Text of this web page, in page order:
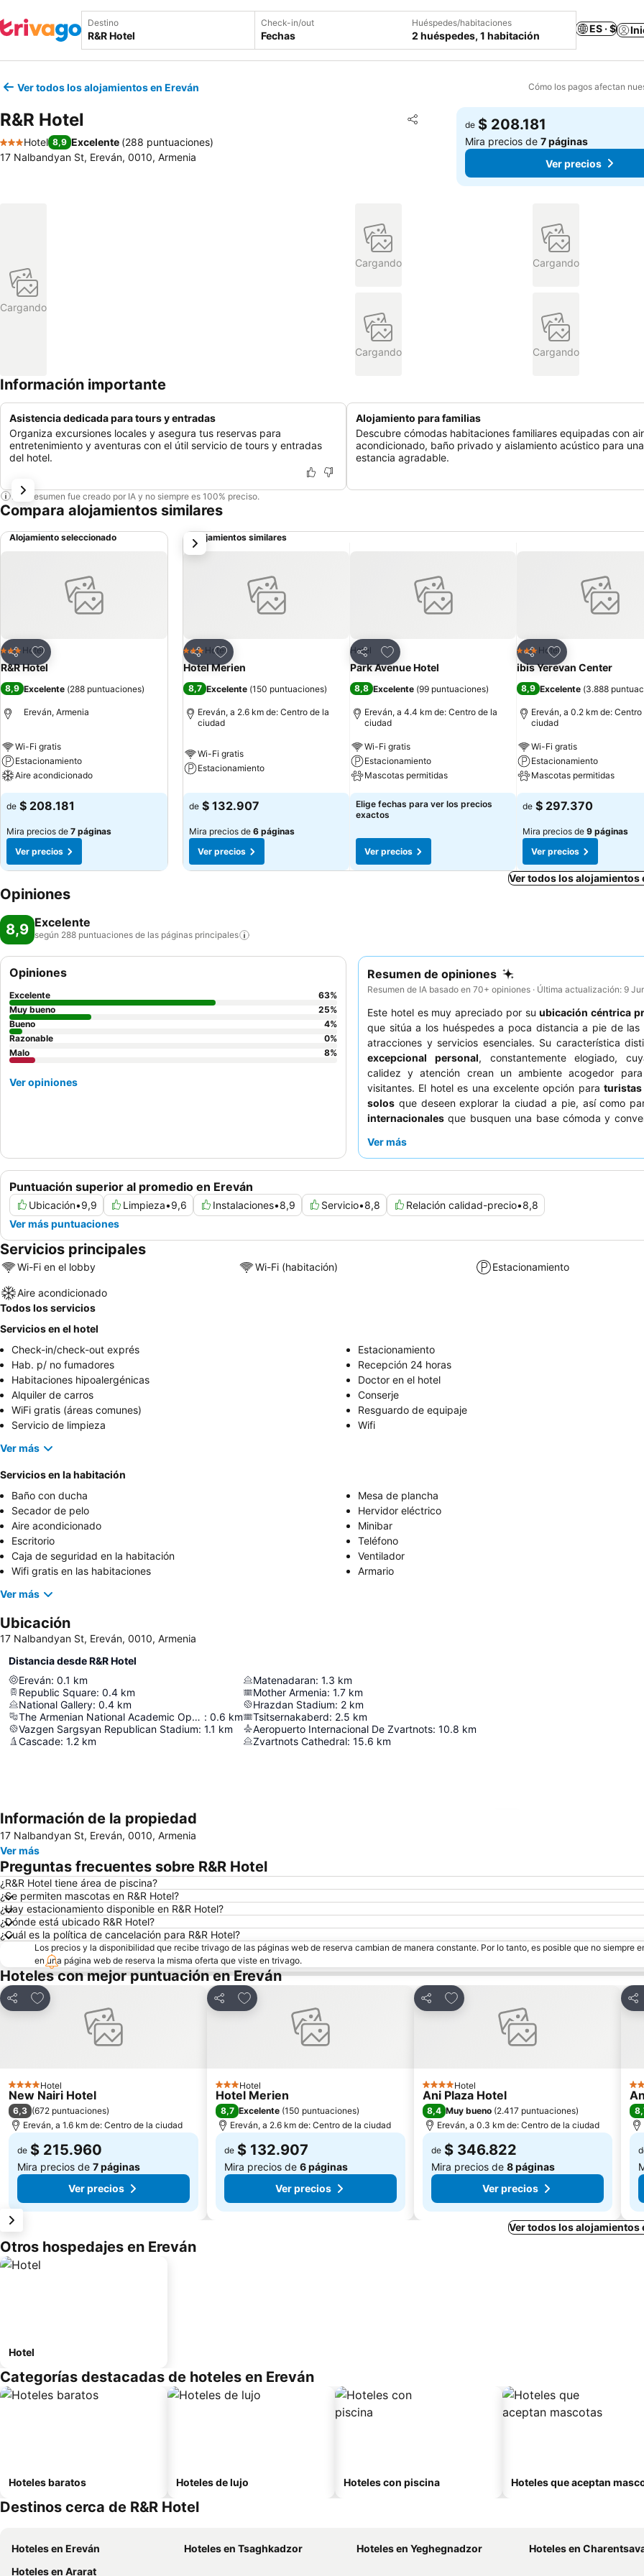
Destino Check-in/out
Fechas
Huéspedes/habitaciones
2 huéspedes, 1 habitación
ES · $
Ver todos los alojamientos en Ereván Cómo los pagos afectan
R&R Hotel Compartir
Agregar a favoritos
3 Estrellas
Hotel 8,9 Excelente (288 puntuaciones)
17 Nalbandyan St, Ereván, 0010, Armenia
de $ 208.181
Mira precios de7 páginas
Ver precios
Cargando
Cargando Cargando
Cargando Cargando
Información importante
Asistencia dedicada para tours y entradas
Organiza excursiones locales y asegura tus reservas para
entretenimiento y aventuras con el útil servicio de tours y entradas
del hotel.
Alojamiento para familias
Descubre cómodas habitaciones familiares equipadas con
acondicionado, baño privado y aislamiento acústico para una
estancia agradable.
Este resumen fue creado por IA y no siempre es 100% preciso.
Compara alojamientos similares
Alojamiento seleccionado
Compartir
Agregar a favoritos
3 Estrellas
Hotel
R&R Hotel
8,9 Excelente (288 puntuaciones)
Ereván, Armenia
Wi-Fi gratis
Estacionamiento
Aire acondicionado
de $ 208.181
Mira precios de 7 páginas
Ver precios
Alojamientos similares
Compartir
Agregar a favoritos
3 Estrellas
Hotel
Hotel Merien
8,7 Excelente (150 puntuaciones)
Ereván, a 2.6 km de: Centro de la
ciudad
Wi-Fi gratis
Estacionamiento
de $ 132.907
Mira precios de 6 páginas
Ver precios
Compartir
Agregar a favoritos
Hotel
Park Avenue Hotel
8,8 Excelente (99 puntuaciones)
Ereván, a 4.4 km de: Centro de la
ciudad
Wi-Fi gratis
Estacionamiento
Mascotas permitidas
Elige fechas para ver los precios
exactos
Ver precios
Compartir
Agregar a
3 Estrellas
Hotel
ibis Yerevan Center
8,9 Excelente (3.888
Ereván, a 0.2 km de: Centro
ciudad
Wi-Fi gratis
Estacionamiento
Mascotas permitidas
de $ 297.370
Mira precios de 9 páginas
Ver precios
siguiente
Ver todos los alojamientos
Opiniones
8,9 Excelente
según 288 puntuaciones de las páginas principales
Resumen de opiniones
Resumen de IA basado en 70+ opiniones · Última actualización: 9
Este hotel es muy apreciado por suubicación céntrica
que sitúa a los huéspedes a poca distancia a pie de las
atracciones y servicios esenciales. Su característica
excepcional personal, constantemente elogiado,
calidez y atención crean un ambiente acogedor
visitantes. El hotel es una excelente opción paraturistas
solos que deseen explorar la ciudad a pie, así como
internacionales que busquen una base cómoda y
mantenido. Los huéspedes destacan con frecuencia la
es sensible al ruido o prefiere la luz natural, ya
habitaciones están situadas en el sótano.
Ver más
Puntuación superior al promedio en Ereván
Ubicación•9,9 Limpieza•9,6 Instalaciones•8,9 Servicio•8,8 Relación calidad-precio•8,8
Ver más puntuaciones
Opiniones
Excelente 63%
Muy bueno
25%
Bueno
4%
Razonable
0%
Malo
8%
Ver opiniones
Servicios principales
Wi-Fi en el lobby Wi-Fi (habitación) Estacionamiento
Aire acondicionado
Todos los servicios
Servicios en el hotel
Check-in/check-out exprés
Estacionamiento
Hab. p/ no fumadores
Recepción 24 horas
Habitaciones hipoalergénicas
Doctor en el hotel
Alquiler de carros
Conserje
WiFi gratis (áreas comunes)
Resguardo de equipaje
Servicio de limpieza
Wifi
Ver más
Servicios en la habitación
Baño con ducha
Mesa de plancha
Secador de pelo
Hervidor eléctrico
Aire acondicionado
Minibar
Escritorio
Teléfono
Caja de seguridad en la habitación
Ventilador
Wifi gratis en las habitaciones
Armario
Ver más
Ubicación
17 Nalbandyan St, Ereván, 0010, Armenia
Distancia desde R&R Hotel
Ereván: 0.1 km
Republic Square: 0.4 km
National Gallery: 0.4 km
The Armenian National Academic Opera & Ballet Theatre : 0.6 km
Vazgen Sargsyan Republican Stadium: 1.1 km
Cascade: 1.2 km
Matenadaran: 1.3 km
Mother Armenia: 1.7 km
Hrazdan Stadium: 2 km
Tsitsernakaberd: 2.5 km
Aeropuerto Internacional De Zvartnots: 10.8 km
Zvartnots Cathedral: 15.6 km
Información de la propiedad
17 Nalbandyan St, Ereván, 0010, Armenia
Ver más
Preguntas frecuentes sobre R&R Hotel
¿R&R Hotel tiene área de piscina?
¿Se permiten mascotas en R&R Hotel?
¿Hay estacionamiento disponible en R&R Hotel?
¿Dónde está ubicado R&R Hotel?
¿Cuál es la política de cancelación para R&R Hotel?
Los precios y la disponibilidad que recibe trivago de las páginas web de reserva cambian de manera constante. Por lo tanto, es posible que no siempre
en una página web de reserva la misma oferta que viste en trivago.
Hoteles con mejor puntuación en Ereván
Compartir
Agregar a favoritos
4 Estrellas
Hotel
New Nairi Hotel
6,3 (672 puntuaciones)
Ereván, a 1.6 km de: Centro de la ciudad
de $ 215.960
Mira precios de 7 páginas
Ver precios
Compartir
Agregar a favoritos
3 Estrellas
Hotel
Hotel Merien
8,7 Excelente (150 puntuaciones)
Ereván, a 2.6 km de: Centro de la ciudad
de $ 132.907
Mira precios de 6 páginas
Ver precios
Compartir
Agregar a favoritos
4 Estrellas
Hotel
Ani Plaza Hotel
8,4 Muy bueno (2.417 puntuaciones)
Ereván, a 0.3 km de: Centro de la ciudad
de $ 346.822
Mira precios de 8 páginas
Ver precios
4
Ver todos los alojamientos
Otros hospedajes en Ereván
Hotel
Categorías destacadas de hoteles en Ereván
Hoteles baratos Hoteles de lujo Hoteles con piscina Hoteles que aceptan
Destinos cerca de R&R Hotel
Hoteles en Ereván Hoteles en Tsaghkadzor Hoteles en Yeghegnadzor
Hoteles en
Hoteles en Ararat